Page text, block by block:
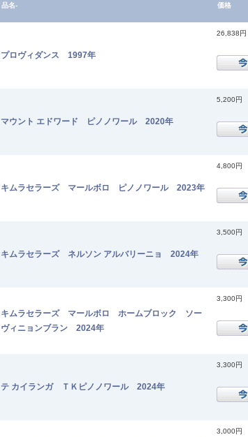
品名- 価格
プロヴィダンス 1997年
26,838円
マウント エドワード ピノノワール 2020年
5,200円
キムラセラーズ マールボロ ピノノワール 2023年
4,800円
キムラセラーズ ネルソン アルバリーニョ 2024年
3,500円
キムラセラーズ マールボロ ホームブロック ソー
ヴィニョンブラン 2024年
3,300円
テ カイランガ ＴＫピノノワール 2024年
3,300円
3,000円